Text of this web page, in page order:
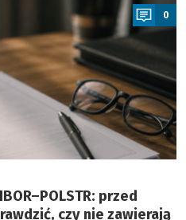
0
przed
czy nie zawierają